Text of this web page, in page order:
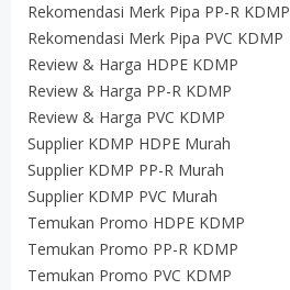
Rekomendasi Merk Pipa PP-R KDMP
Rekomendasi Merk Pipa PVC KDMP
Review & Harga HDPE KDMP
Review & Harga PP-R KDMP
Review & Harga PVC KDMP
Supplier KDMP HDPE Murah
Supplier KDMP PP-R Murah
Supplier KDMP PVC Murah
Temukan Promo HDPE KDMP
Temukan Promo PP-R KDMP
Temukan Promo PVC KDMP